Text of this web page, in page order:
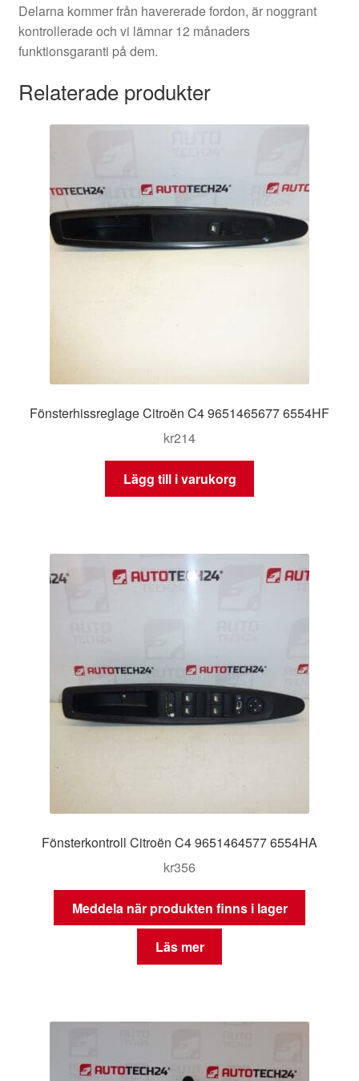
Delarna kommer från havererade fordon, är noggrant
kontrollerade och vi lämnar 12 månaders
funktionsgaranti på dem.
Relaterade produkter
Fönsterhissreglage Citroën C4 9651465677 6554HF
kr214
Lägg till i varukorg
Fönsterkontroll Citroën C4 9651464577 6554HA
kr356
Meddela när produkten finns i lager
Läs mer